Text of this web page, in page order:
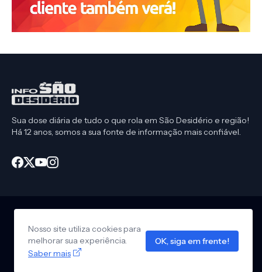
Sua dose diária de tudo o que rola em São Desidério e região!
Há 12 anos, somos a sua fonte de informação mais confiável.
Design by - Info São Desidério
InícioCEP São DesidérioPolítica de Privacidade
Anuncie em nosso site
Nosso site utiliza cookies para
melhorar sua experiência.
Saber mais
OK, siga em frente!